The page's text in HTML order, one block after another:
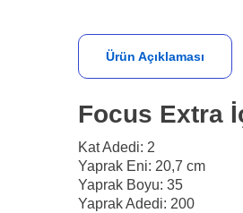
Ürün Açıklaması
Focus Extra
Kat Adedi: 2
Yaprak Eni: 20,7 cm
Yaprak Boyu: 35
Yaprak Adedi: 200